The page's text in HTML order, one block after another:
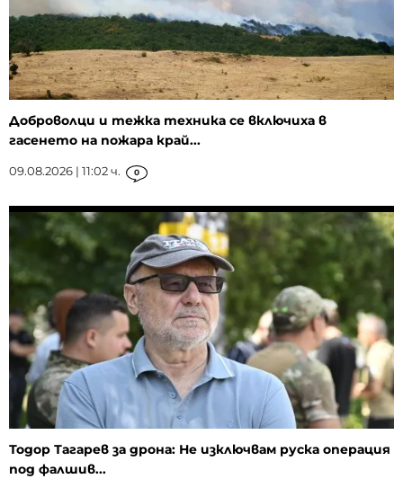
Доброволци и тежка техника се включиха в
гасенето на пожара край...
09.08.2026 | 11:02 ч. 0
Тодор Тагарев за дрона: Не изключвам руска операция
под фалшив...